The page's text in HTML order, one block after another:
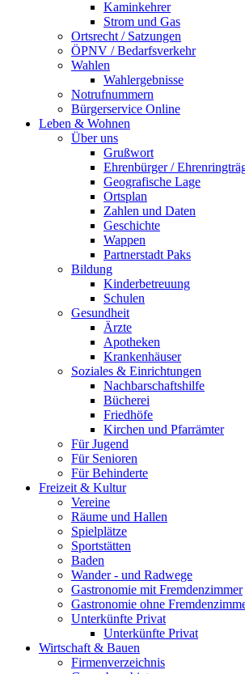
Kaminkehrer
Strom und Gas
Ortsrecht / Satzungen
ÖPNV / Bedarfsverkehr
Wahlen
Wahlergebnisse
Notrufnummern
Bürgerservice Online
Leben & Wohnen
Über uns
Grußwort
Ehrenbürger /
Geografische Lage
Ortsplan
Zahlen und Daten
Geschichte
Wappen
Partnerstadt Paks
Bildung
Kinderbetreuung
Schulen
Gesundheit
Ärzte
Apotheken
Krankenhäuser
Soziales & Einrichtungen
Nachbarschaftshilfe
Bücherei
Friedhöfe
Kirchen und Pfarrämter
Für Jugend
Für Senioren
Für Behinderte
Freizeit & Kultur
Vereine
Räume und Hallen
Spielplätze
Sportstätten
Baden
Wander - und Radwege
Gastronomie mit Fremdenzimmer
Gastronomie ohne
Unterkünfte Privat
Unterkünfte Privat
Wirtschaft & Bauen
Firmenverzeichnis